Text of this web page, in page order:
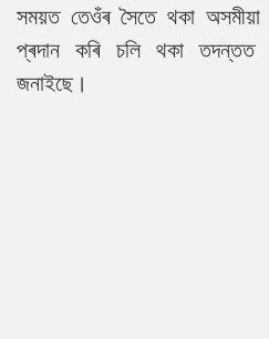
সময়ত তেওঁৰ সৈতে থকা
প্ৰদান কৰি চলি থকা তদন্তত
জনাইছে।